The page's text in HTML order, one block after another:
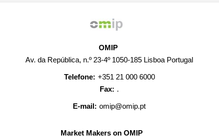
OMIP
Av. da República, n.º 23-4º 1050-185 Lisboa Portugal
Telefone: +351 21 000 6000
Fax: .
E-mail: omip@omip.pt
Market Makers on OMIP